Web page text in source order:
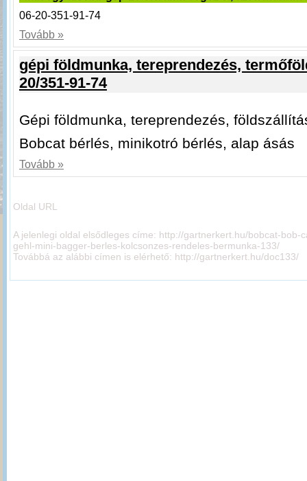
06-20-351-91-74
Tovább »
gépi földmunka, tereprendezés,
20/351-91-74
Gépi földmunka, tereprendezés,
Bobcat bérlés, minikotró bérlés, alap ásás
Tovább »
Oldal URL
A jelenlegi oldal elsődleges címe: http://gartnerkert.hu/bobcat-bob-
gehl-mini-bagger-berles-kolcsonzes-rendeles-bermunka-133/
Továbbá az alábbi címen is elérhető: http://gartnerkert.hu/doc133/